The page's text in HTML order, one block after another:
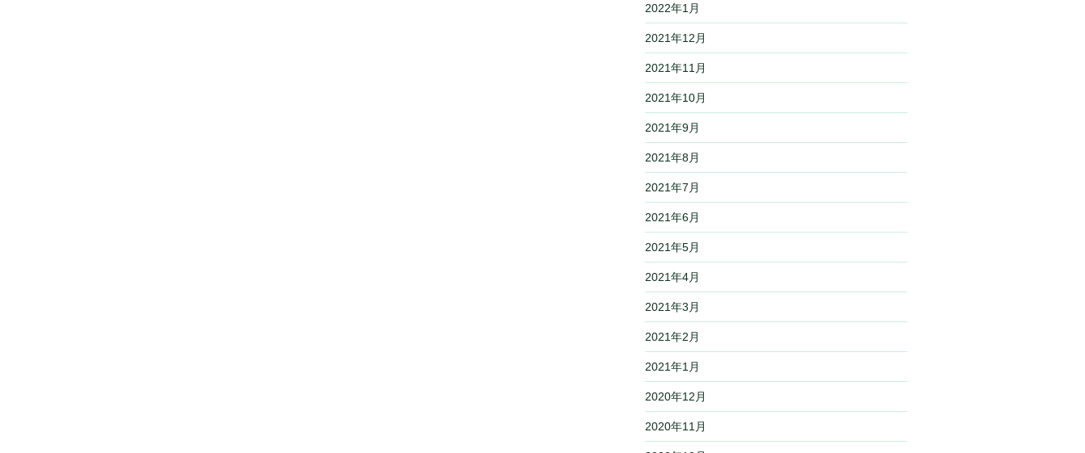
2022年1月
2021年12月
2021年11月
2021年10月
2021年9月
2021年8月
2021年7月
2021年6月
2021年5月
2021年4月
2021年3月
2021年2月
2021年1月
2020年12月
2020年11月